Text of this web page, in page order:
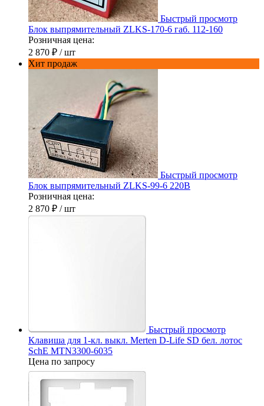
Быстрый просмотр
Блок выпрямительный ZLKS-170-6 габ. 112-160
Розничная цена:
2 870 ₽ / шт
Хит продаж
Быстрый просмотр
Блок выпрямительный ZLKS-99-6 220В
Розничная цена:
2 870 ₽ / шт
Быстрый просмотр
Клавиша для 1-кл. выкл. Merten D-Life SD бел. лотос
SchE MTN3300-6035
Цена по запросу